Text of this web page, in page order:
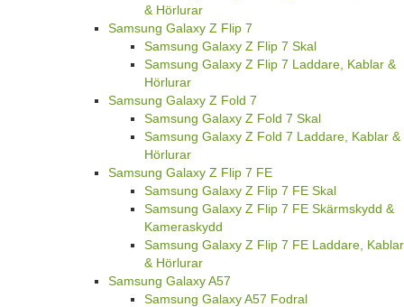
& Hörlurar
Samsung Galaxy Z Flip 7
Samsung Galaxy Z Flip 7 Skal
Samsung Galaxy Z Flip 7 Laddare, Kablar &
Hörlurar
Samsung Galaxy Z Fold 7
Samsung Galaxy Z Fold 7 Skal
Samsung Galaxy Z Fold 7 Laddare, Kablar &
Hörlurar
Samsung Galaxy Z Flip 7 FE
Samsung Galaxy Z Flip 7 FE Skal
Samsung Galaxy Z Flip 7 FE Skärmskydd &
Kameraskydd
Samsung Galaxy Z Flip 7 FE Laddare, Kablar
& Hörlurar
Samsung Galaxy A57
Samsung Galaxy A57 Fodral